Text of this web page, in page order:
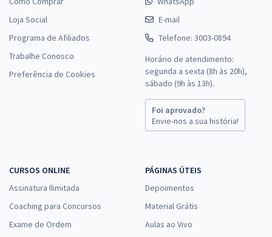
Loja Social
Programa de Afiliados
Trabalhe Conosco
Preferência de Cookies
E-mail
Telefone: 3003-0894
Horário de atendimento:
segunda a sexta (8h às 20h),
sábado (9h às 13h).
Foi aprovado?
Envie-nos a sua história!
CURSOS ONLINE
Assinatura Ilimitada
Coaching para Concursos
Exame de Ordem
PÁGINAS ÚTEIS
Depoimentos
Material Grátis
Aulas ao Vivo